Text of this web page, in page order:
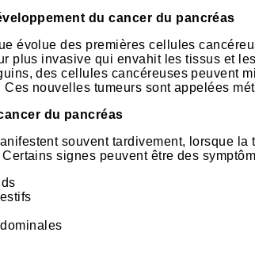
du cancer du pancréas
évolue des premières cellules
plus invasive qui envahit les tissus et
des cellules cancéreuses peuvent
Ces nouvelles tumeurs sont appelées
du pancréas
souvent tardivement, lorsque
signes peuvent être des